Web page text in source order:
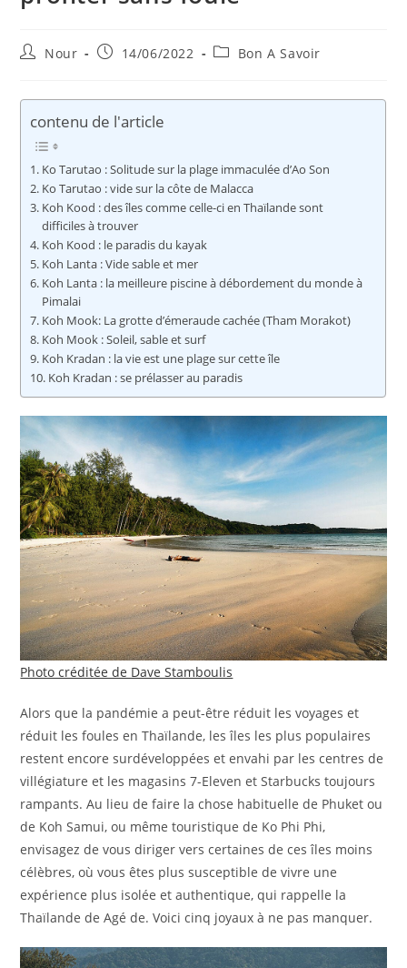
Auteur/autrice
publication :
Nour
Publication
14/06/2022
PostBon A Savoir
contenu de l'article
Ko Tarutao : Solitude sur la plage immaculée d’Ao Son
Ko Tarutao : vide sur la côte de Malacca
Koh Kood : des îles comme celle-ci en Thaïlande sont
difficiles à trouver
Koh Kood : le paradis du kayak
Koh Lanta : Vide sable et mer
Koh Lanta : la meilleure piscine à débordement du monde à
Pimalai
Koh Mook: La grotte d’émeraude cachée (Tham Morakot)
Koh Mook : Soleil, sable et surf
Koh Kradan : la vie est une plage sur cette île
Koh Kradan : se prélasser au paradis
Photo créditée de Dave Stamboulis
Alors que la pandémie a peut-être réduit les voyages et
réduit les foules en Thaïlande, les îles les plus populaires
restent encore surdéveloppées et envahi par les centres de
villégiature et les magasins 7-Eleven et Starbucks toujours
rampants. Au lieu de faire la chose habituelle de Phuket ou
de Koh Samui, ou même touristique de Ko Phi Phi,
envisagez de vous diriger vers certaines de ces îles moins
célèbres, où vous êtes plus susceptible de vivre une
expérience plus isolée et authentique, qui rappelle la
Thaïlande de Agé de. Voici cinq joyaux à ne pas manquer.